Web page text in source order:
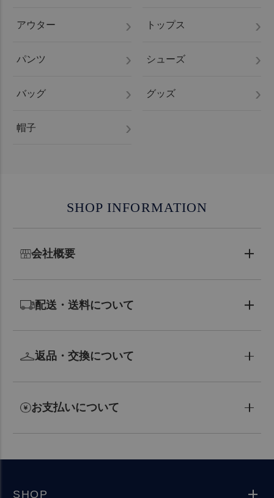
アウター トップス
パンツ シューズ
バッグ グッズ
帽子
SHOP INFORMATION
会社概要
配送・送料について
返品・交換について
お支払いについて
SHOP